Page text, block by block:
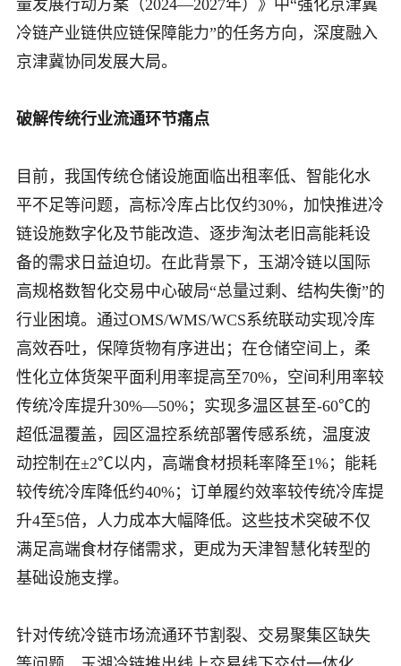
量发展行动方案（2024—2027年）》中“强化京津冀
冷链产业链供应链保障能力”的任务方向，深度融入
京津冀协同发展大局。
破解传统行业流通环节痛点
目前，我国传统仓储设施面临出租率低、智能化水
平不足等问题，高标冷库占比仅约30%，加快推进冷
链设施数字化及节能改造、逐步淘汰老旧高能耗设
备的需求日益迫切。在此背景下，玉湖冷链以国际
高规格数智化交易中心破局“总量过剩、结构失衡”的
行业困境。通过OMS/WMS/WCS系统联动实现冷库
高效吞吐，保障货物有序进出；在仓储空间上，柔
性化立体货架平面利用率提高至70%，空间利用率较
传统冷库提升30%—50%；实现多温区甚至-60℃的
超低温覆盖，园区温控系统部署传感系统，温度波
动控制在±2℃以内，高端食材损耗率降至1%；能耗
较传统冷库降低约40%；订单履约效率较传统冷库提
升4至5倍，人力成本大幅降低。这些技术突破不仅
满足高端食材存储需求，更成为天津智慧化转型的
基础设施支撑。
针对传统冷链市场流通环节割裂、交易聚集区缺失